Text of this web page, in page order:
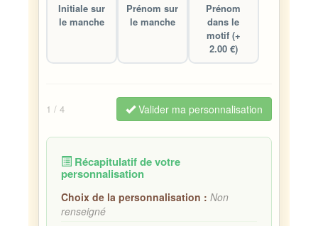
Initiale sur
le manche
Prénom sur
le manche
Prénom
dans le
motif (+
2.00 €)
1 / 4 Valider ma personnalisation
Récapitulatif de votre
personnalisation
Choix de la personnalisation : Non
renseigné